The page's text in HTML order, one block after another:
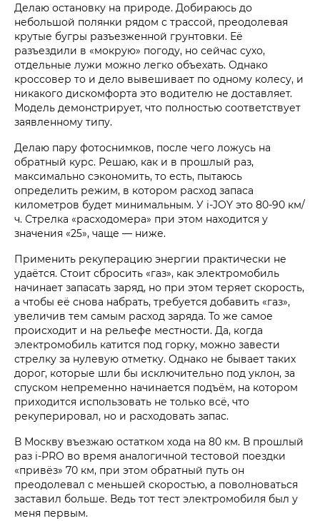
Делаю остановку на природе. Добираюсь до
небольшой полянки рядом с трассой, преодолевая
крутые бугры разъезженной грунтовки. Её
разъездили в «мокрую» погоду, но сейчас сухо,
отдельные лужи можно легко объехать. Однако
кроссовер то и дело вывешивает по одному колесу, и
никакого дискомфорта это водителю не доставляет.
Модель демонстрирует, что полностью соответствует
заявленному типу.
Делаю пару фотоснимков, после чего ложусь на
обратный курс. Решаю, как и в прошлый раз,
максимально сэкономить, то есть, пытаюсь
определить режим, в котором расход запаса
километров будет минимальным. У i‑JOY это 80-90 км/
ч. Стрелка «расходомера» при этом находится у
значения «25», чаще — ниже.
Применить рекуперацию энергии практически не
удаётся. Стоит сбросить «газ», как электромобиль
начинает запасать заряд, но при этом теряет скорость,
а чтобы её снова набрать, требуется добавить «газ»,
увеличив тем самым расход заряда. То же самое
происходит и на рельефе местности. Да, когда
электромобиль катится под горку, можно завести
стрелку за нулевую отметку. Однако не бывает таких
дорог, которые шли бы исключительно под уклон, за
спуском непременно начинается подъём, на котором
приходится использовать не только всё, что
рекуперировал, но и расходовать запас.
В Москву въезжаю остатком хода на 80 км. В прошлый
раз i‑PRO во время аналогичной тестовой поездки
«привёз» 70 км, при этом обратный путь он
преодолевал с меньшей скоростью, а поволноваться
заставил больше. Ведь тот тест электромобиля был у
меня первым.